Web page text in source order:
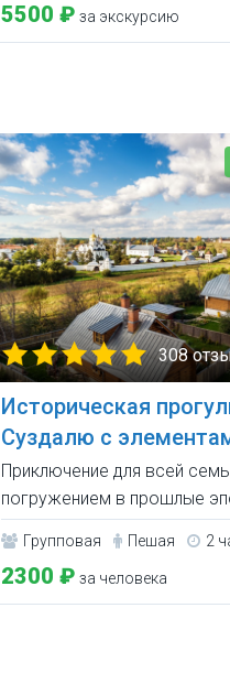
5500 ₽ за экскурсию
308
Историческая
Суздалю с
Приключение для всей
погружением в прошлые
Групповая Пешая 2
2300 ₽ за человека